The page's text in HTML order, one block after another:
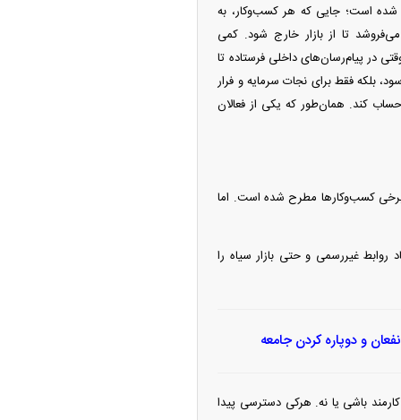
شده است؛ جایی که هر کسب‌وکار، به
تا از بازار خارج شود. کمی
در پیام‌رسان‌های داخلی فرستاده تا
بلکه فقط برای نجات سرمایه و فرار
حساب کند. همان‌طور که یکی از فعالان
برخی کسب‌وکار‌ها مطرح شده است. اما
غیررسمی و حتی بازار سیاه را
و دوپاره کردن جامعه
باشی یا نه. هرکی دسترسی پیدا